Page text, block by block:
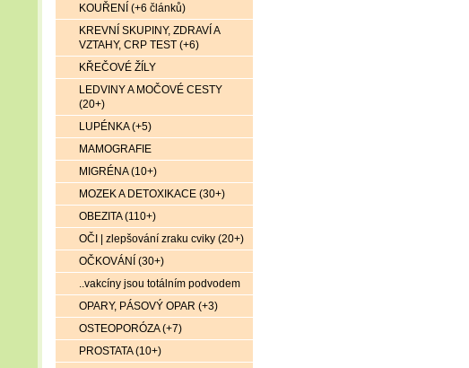
KOUŘENÍ (+6 článků)
KREVNÍ SKUPINY, ZDRAVÍ A
VZTAHY, CRP TEST (+6)
KŘEČOVÉ ŽÍLY
LEDVINY A MOČOVÉ CESTY
(20+)
LUPÉNKA (+5)
MAMOGRAFIE
MIGRÉNA (10+)
MOZEK A DETOXIKACE (30+)
OBEZITA (110+)
OČI | zlepšování zraku cviky (20+)
OČKOVÁNÍ (30+)
..vakcíny jsou totálním podvodem
OPARY, PÁSOVÝ OPAR (+3)
OSTEOPORÓZA (+7)
PROSTATA (10+)